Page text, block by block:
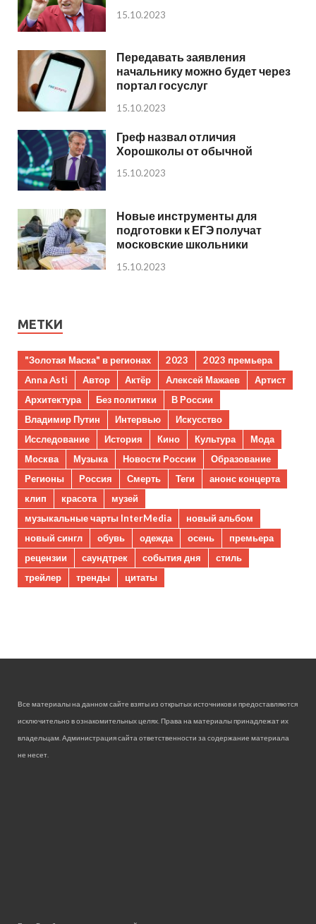
15.10.2023
Передавать заявления
начальнику можно будет через
портал госуслуг
15.10.2023
Греф назвал отличия
Хорошколы от обычной
15.10.2023
Новые инструменты для
подготовки к ЕГЭ получат
московские школьники
15.10.2023
МЕТКИ
"Золотая Маска" в регионах 2023
2023 премьера
Anna Asti
Автор Актёр Алексей Мажаев
Артист
Архитектура
Без политики
В России
Владимир Путин
Интервью
Искусство
Исследование
История Кино Культура
Мода
Москва
Музыка Новости России
Образование
Регионы
Россия Смерть Теги
анонс концерта
клип
красота
музей
музыкальные чарты InterMedia
новый альбом
новый сингл
обувь одежда осень
премьера
рецензии
саундтрек события дня
стиль
трейлер
тренды цитаты
Все материалы на данном сайте взяты из открытых источников и предоставляются
исключительно в ознакомительных целях. Права на материалы принадлежат их
владельцам. Администрация сайта ответственности за содержание материала
не несет.